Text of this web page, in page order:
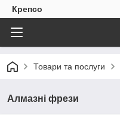
Крепсо
Товари та послуги
Алмазні фрези